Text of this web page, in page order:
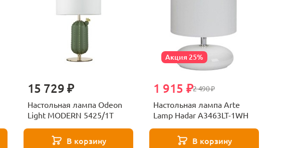
15 729 ₽
Настольная лампа Odeon
Light MODERN 5425/1T
В корзину
Акция 25%
2 490 ₽
1 915 ₽
Настольная лампа Arte
Lamp Hadar A3463LT-1WH
В корзину